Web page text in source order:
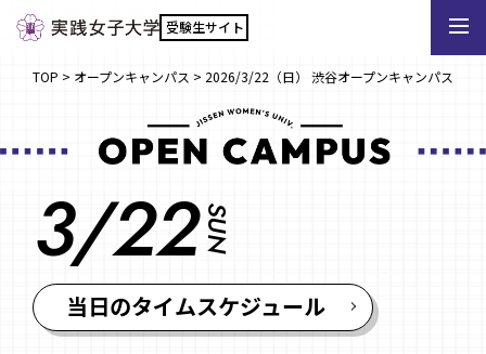
受験生サイト
TOP > オープンキャンパス > 2026/3/22（日） 渋谷オープンキャンパス
3/22SUN
当日のタイムスケジュール